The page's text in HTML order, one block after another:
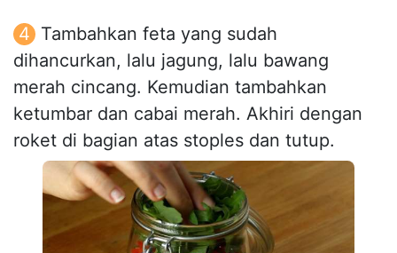
Tambahkan feta yang sudah
dihancurkan, lalu jagung, lalu bawang
merah cincang. Kemudian tambahkan
ketumbar dan cabai merah. Akhiri dengan
roket di bagian atas stoples dan tutup.